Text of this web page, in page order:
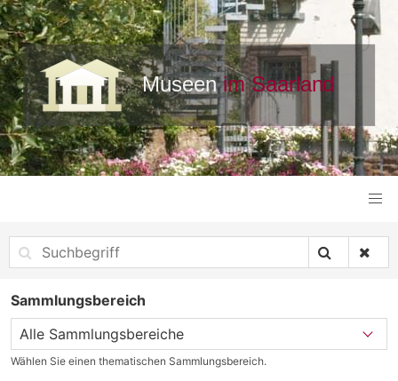
Sammlungsbereich
Wählen Sie einen thematischen Sammlungsbereich.